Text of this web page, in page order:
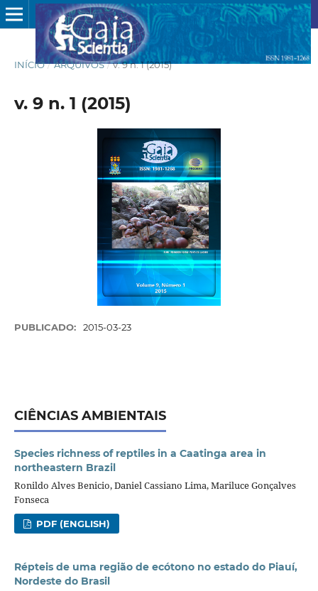
INÍCIO / ARQUIVOS / v. 9 n. 1 (2015)
v. 9 n. 1 (2015)
PUBLICADO: 2015-03-23
CIÊNCIAS AMBIENTAIS
Species richness of reptiles in a Caatinga area in
northeastern Brazil
Ronildo Alves Benicio, Daniel Cassiano Lima, Mariluce Gonçalves
Fonseca
PDF (ENGLISH)
Répteis de uma região de ecótono no estado do Piauí,
Nordeste do Brasil